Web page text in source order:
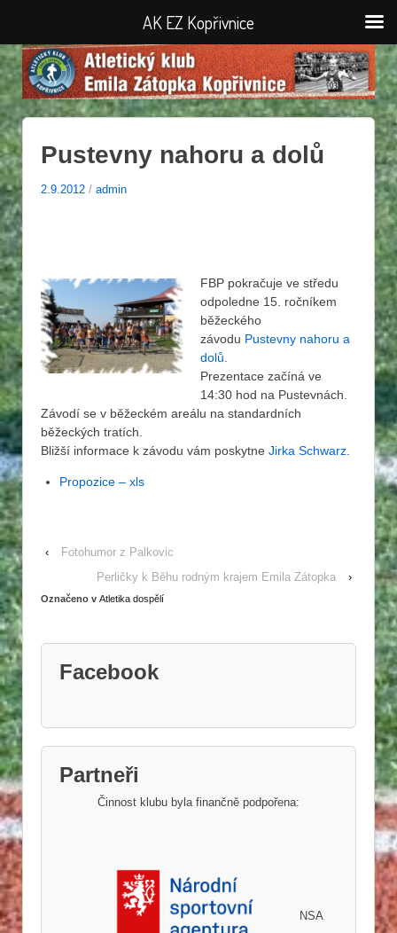
Pustevny nahoru a dolů
2.9.2012 / admin
FBP pokračuje ve středu
odpoledne 15. ročníkem
běžeckého
závodu Pustevny nahoru a
dolů
Prezentace začíná ve
14:30 hod na Pustevnách.
Závodí se v běžeckém areálu na standardních
běžeckých tratích.
Bližší informace k závodu vám poskytne Jirka Schwarz
Propozice – xls
‹
Fotohumor z Palkovic
Perličky k Běhu rodným krajem Emila Zátopka
›
Označeno v Atletika dospělí
Facebook
Partneři
Činnost klubu byla finančně podpořena:
NSA
AK EZ Kopřivnice